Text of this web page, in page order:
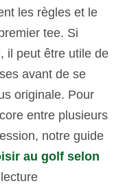
les règles et le
tee. Si
il peut être utile de
avant de se
originale. Pour
entre plusieurs
notre guide
au golf selon